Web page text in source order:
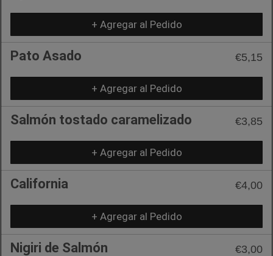
+ Agregar al Pedido
Pato Asado €5,15
+ Agregar al Pedido
Salmón tostado caramelizado €3,85
+ Agregar al Pedido
California €4,00
+ Agregar al Pedido
Nigiri de Salmón €3,00